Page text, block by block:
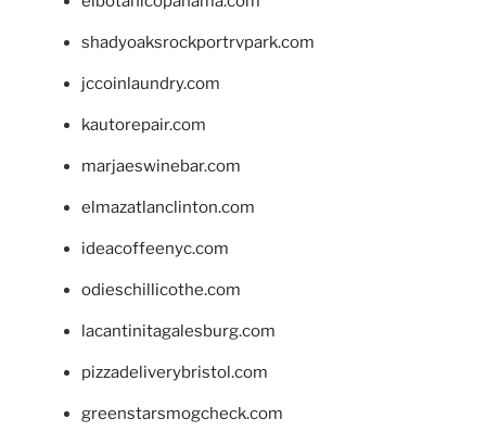
shadyoaksrockportrvpark.com
jccoinlaundry.com
kautorepair.com
marjaeswinebar.com
elmazatlanclinton.com
ideacoffeenyc.com
odieschillicothe.com
lacantinitagalesburg.com
pizzadeliverybristol.com
greenstarsmogcheck.com